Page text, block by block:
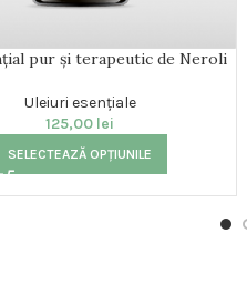
pur și terapeutic de Neroli
Uleiuri esențiale
125,00 lei
SELECTEAZĂ OPȚIUNILE